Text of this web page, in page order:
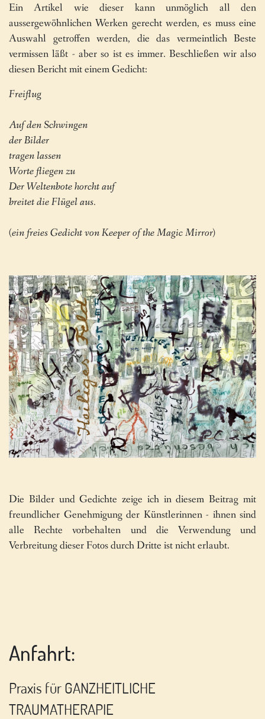
Ein Artikel wie dieser kann unmöglich all den
aussergewöhnlichen Werken gerecht werden, es muss eine
Auswahl getroffen werden, die das vermeintlich Beste
vermissen läßt - aber so ist es immer. Beschließen wir also
diesen Bericht mit einem Gedicht:
Freiflug
Auf den Schwingen
der Bilder
tragen lassen
Worte fliegen zu
Der Weltenbote horcht auf
breitet die Flügel aus.
(ein freies Gedicht von Keeper of the Magic Mirror)
Die Bilder und Gedichte zeige ich in diesem Beitrag mit
freundlicher Genehmigung der Künstlerinnen - ihnen sind
alle Rechte vorbehalten und die Verwendung und
Verbreitung dieser Fotos durch Dritte ist nicht erlaubt.
Anfahrt:
Praxis für GANZHEITLICHE
TRAUMATHERAPIE